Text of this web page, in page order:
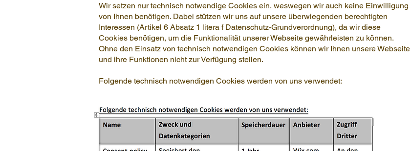
Wir setzen nur technisch notwendige Cookies ein, weswegen wir auch keine Einwilligung
von Ihnen benötigen. Dabei stützen wir uns auf unsere überwiegenden berechtigten
Interessen (Artikel 6 Absatz 1 litera f Datenschutz-Grundverordnung), da wir diese
Cookies benötigen, um die Funktionalität unserer Webseite gewährleisten zu können.
Ohne den Einsatz von technisch notwendigen Cookies können wir Ihnen unsere Webseite
und ihre Funktionen nicht zur Verfügung stellen.
Folgende technisch notwendigen Cookies werden von uns verwendet: